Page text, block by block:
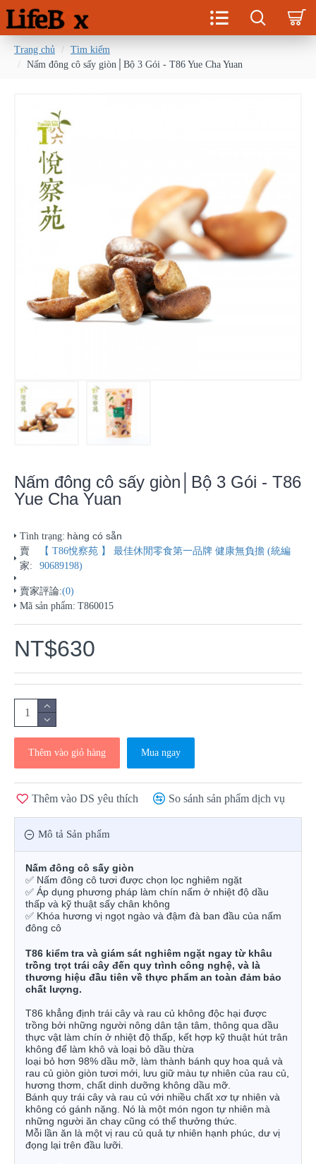
Trang chủ
Tìm kiếm
Nấm đông cô sấy giòn│Bộ 3 Gói - T86 Yue Cha Yuan
Nấm đông cô sấy giòn│Bộ 3 Gói - T86
Yue Cha Yuan
Tình trạng: hàng có sẵn
賣
家:
【 T86悅察苑 】 最佳休閒零食第一品牌 健康無負擔 (統編
90689198)
賣家評論:(0)
Mã sản phẩm: T860015
NT$630
Thêm vào giỏ hàng Mua ngay
Thêm vào DS yêu thích So sánh sản phẩm dịch vụ
Mô tả Sản phẩm
Nấm đông cô sấy giòn
✅ Nấm đông cô tươi được chọn lọc nghiêm ngặt
✅ Áp dụng phương pháp làm chín nấm ở nhiệt độ dầu
thấp và kỹ thuật sấy chân không
✅ Khóa hương vị ngọt ngào và đậm đà ban đầu của nấm
đông cô
T86 kiểm tra và giám sát nghiêm ngặt ngay từ khâu
trồng trọt trái cây đến quy trình công nghệ, và là
thương hiệu đầu tiên về thực phẩm an toàn đảm bảo
chất lượng.
T86 khẳng định trái cây và rau củ không độc hại được
trồng bởi những người nông dân tận tâm, thông qua dầu
thực vật làm chín ở nhiệt độ thấp, kết hợp kỹ thuật hút trân
không để làm khô và loại bỏ dầu thừa
loại bỏ hơn 98% dầu mỡ, làm thành bánh quy hoa quả và
rau củ giòn giòn tươi mới, lưu giữ màu tự nhiên của rau củ,
hương thơm, chất dinh dưỡng không dầu mỡ.
Bánh quy trái cây và rau củ với nhiều chất xơ tự nhiên và
không có gánh nặng. Nó là một món ngon tự nhiên mà
những người ăn chay cũng có thể thưởng thức.
Mỗi lần ăn là một vị rau củ quả tự nhiên hạnh phúc, dư vị
đọng lại trên đầu lưỡi.